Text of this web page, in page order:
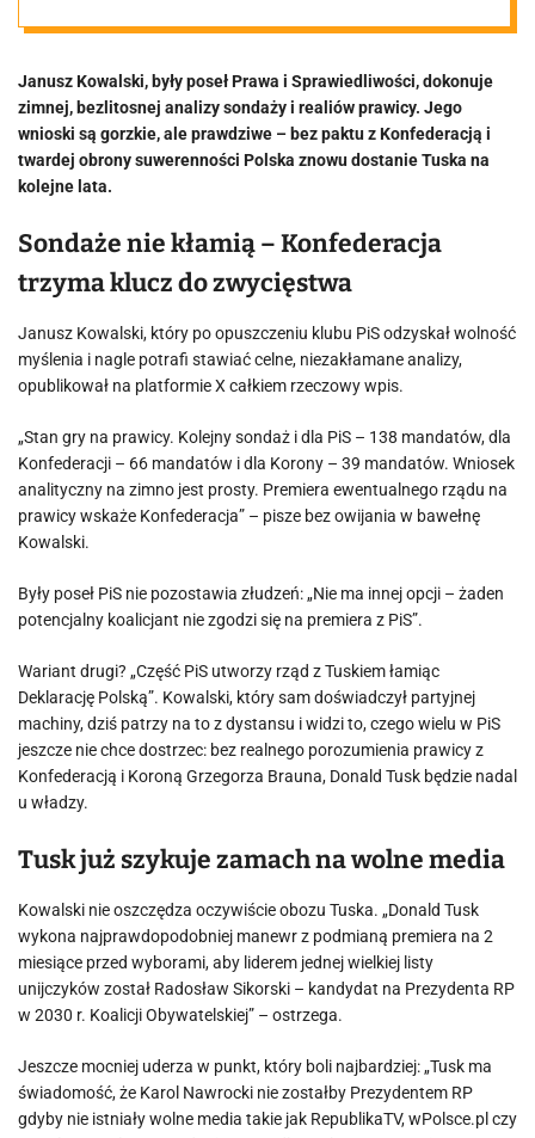
Konfederacje to
klucz do
zwycięstwa
Janusz Kowalski, były poseł Prawa i Sprawiedliwości, dokonuje
zimnej, bezlitosnej analizy sondaży i realiów prawicy. Jego
wnioski są gorzkie, ale prawdziwe – bez paktu z Konfederacją i
twardej obrony suwerenności Polska znowu dostanie Tuska na
kolejne lata.
Sondaże nie kłamią – Konfederacja
trzyma klucz do zwycięstwa
Janusz Kowalski, który po opuszczeniu klubu PiS odzyskał wolność
myślenia i nagle potrafi stawiać celne, niezakłamane analizy,
opublikował na platformie X całkiem rzeczowy wpis.
„Stan gry na prawicy. Kolejny sondaż i dla PiS – 138 mandatów, dla
Konfederacji – 66 mandatów i dla Korony – 39 mandatów. Wniosek
analityczny na zimno jest prosty. Premiera ewentualnego rządu na
prawicy wskaże Konfederacja” – pisze bez owijania w bawełnę
Kowalski.
Były poseł PiS nie pozostawia złudzeń: „Nie ma innej opcji – żaden
potencjalny koalicjant nie zgodzi się na premiera z PiS”.
Wariant drugi? „Część PiS utworzy rząd z Tuskiem łamiąc
Deklarację Polską”. Kowalski, który sam doświadczył partyjnej
machiny, dziś patrzy na to z dystansu i widzi to, czego wielu w PiS
jeszcze nie chce dostrzec: bez realnego porozumienia prawicy z
Konfederacją i Koroną Grzegorza Brauna, Donald Tusk będzie nadal
u władzy.
Tusk już szykuje zamach na wolne media
Kowalski nie oszczędza oczywiście obozu Tuska. „Donald Tusk
wykona najprawdopodobniej manewr z podmianą premiera na 2
miesiące przed wyborami, aby liderem jednej wielkiej listy
unijczyków został Radosław Sikorski – kandydat na Prezydenta RP
w 2030 r. Koalicji Obywatelskiej” – ostrzega.
Jeszcze mocniej uderza w punkt, który boli najbardziej: „Tusk ma
świadomość, że Karol Nawrocki nie zostałby Prezydentem RP
gdyby nie istniały wolne media takie jak RepublikaTV, wPolsce.pl czy